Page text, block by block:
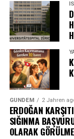
GÜNDEM 2 Jahren
ERDOĞAN
SIĞINMA
OLARAK